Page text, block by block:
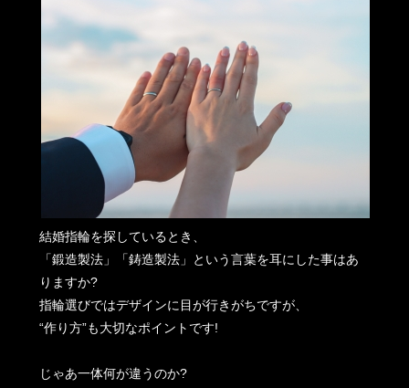
結婚指輪を探しているとき、
「鍛造製法」「鋳造製法」という言葉を耳にした事はあ
りますか?
指輪選びではデザインに目が行きがちですが、
“作り方”も大切なポイントです!
じゃあ一体何が違うのか?